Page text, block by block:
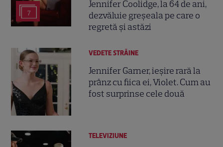
7
Jennifer Coolidge, la 64 de ani,
dezvăluie greșeala pe care o
regretă și astăzi
VEDETE STRĂINE
Jennifer Garner, ieșire rară la
prânz cu fiica ei, Violet. Cum au
fost surprinse cele două
TELEVIZIUNE